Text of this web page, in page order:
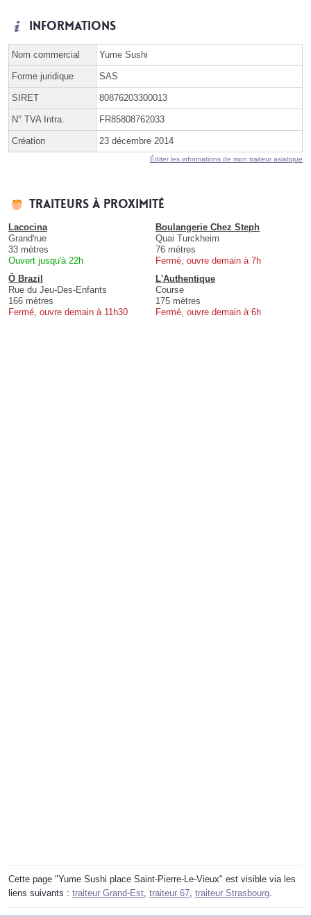
Informations
Nom commercial Yume Sushi
Forme juridique SAS
SIRET 80876203300013
N° TVA Intra. FR85808762033
Création 23 décembre 2014
Éditer les informations de mon traiteur asiatique
Traiteurs à proximité
Lacocina
Grand'rue
33 mètres
Ouvert jusqu'à 22h
Boulangerie Chez Steph
Quai Turckheim
76 mètres
Fermé, ouvre demain à 7h
Ô Brazil
Rue du Jeu-Des-Enfants
166 mètres
Fermé, ouvre demain à 11h30
L'Authentique
Course
175 mètres
Fermé, ouvre demain à 6h
Cette page "Yume Sushi place Saint-Pierre-Le-Vieux" est visible via les
liens suivants : traiteur Grand-Est traiteur 67 traiteur Strasbourg